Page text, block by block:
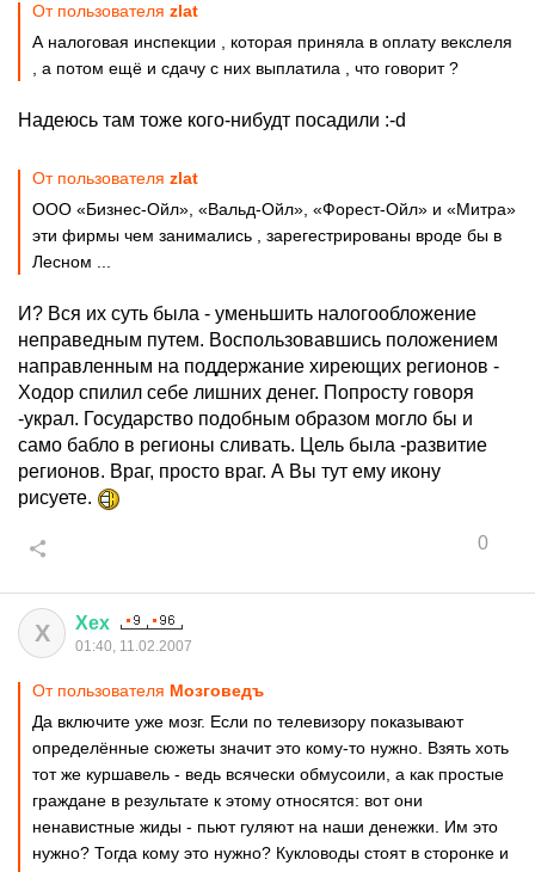
От пользователя zlat
А налоговая инспекции , которая приняла в оплату векслеля
, а потом ещё и сдачу с них выплатила , что говорит ?
Надеюсь там тоже кого-нибудт посадили :-d
От пользователя zlat
ООО «Бизнес-Ойл», «Вальд-Ойл», «Форест-Ойл» и «Митра»
эти фирмы чем занимались , зарегестрированы вроде бы в
Лесном ...
И? Вся их суть была - уменьшить налогообложение
неправедным путем. Воспользовавшись положением
направленным на поддержание хиреющих регионов -
Ходор спилил себе лишних денег. Попросту говоря
-украл. Государство подобным образом могло бы и
само бабло в регионы сливать. Цель была -развитие
регионов. Враг, просто враг. А Вы тут ему икону
рисуете.
0
Х Хех
01:40, 11.02.2007
От пользователя Мозговедъ
Да включите уже мозг. Если по телевизору показывают
определённые сюжеты значит это кому-то нужно. Взять хоть
тот же куршавель - ведь всячески обмусоили, а как простые
граждане в результате к этому относятся: вот они
ненавистные жиды - пьют гуляют на наши денежки. Им это
нужно? Тогда кому это нужно? Кукловоды стоят в сторонке и